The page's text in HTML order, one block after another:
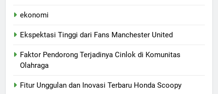
ekonomi
Ekspektasi Tinggi dari Fans Manchester United
Faktor Pendorong Terjadinya Cinlok di Komunitas
Olahraga
Fitur Unggulan dan Inovasi Terbaru Honda Scoopy